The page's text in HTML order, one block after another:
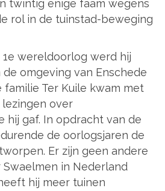
twintig enige faam wegens
rol in de tuinstad-beweging
wereldoorlog werd hij
omgeving van Enschede
Ter Kuile kwam met
over
hij gaf. In opdracht van de
de oorlogsjaren de
Er zijn geen andere
Swaelmen in Nederland
hij meer tuinen